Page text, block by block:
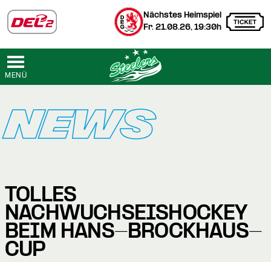
Nächstes Heimspiel
Fr. 21.08.26, 19:30h
MENÜ
NEWS
TOLLES
NACHWUCHSEISHOCKEY
BEIM HANS-BROCKHAUS-
CUP